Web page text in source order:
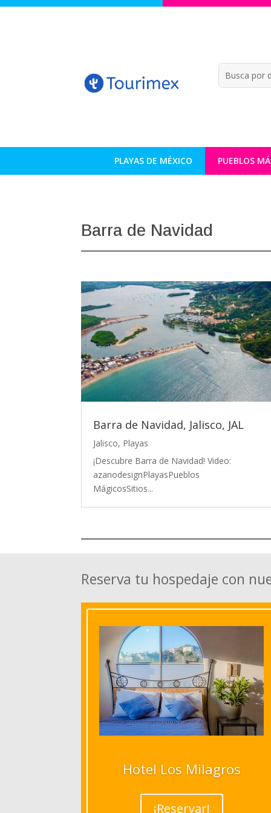
PLAYAS DE MÉXICO PUEBLOS
Barra de Navidad
Barra de Navidad, Jalisco, JAL
Jalisco, Playas
¡Descubre Barra de Navidad! Video:
azanodesignPlayasPueblos
MágicosSitios...
Reserva tu hospedaje con
Hotel Los Milagros
¡Reservar!